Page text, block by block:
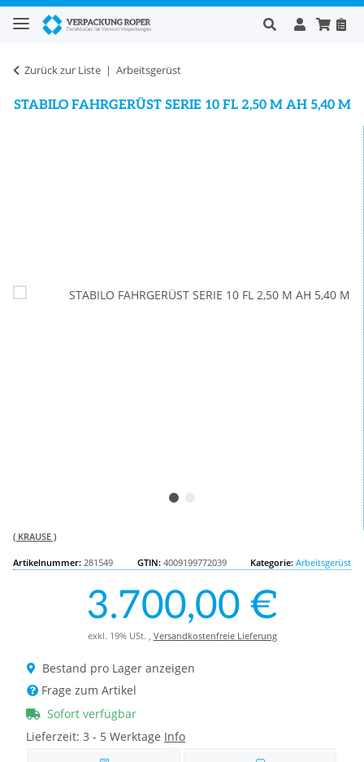
Zurück zur Liste Arbeitsgerüst
STABILO FAHRGERÜST SERIE 10 FL 2,50 M AH 5,40 M
( KRAUSE )
Artikelnummer: 281549 GTIN: 4009199772039 Kategorie: Arbeitsgerüst
3.700,00 €
exkl. 19% USt. , Versandkostenfreie Lieferung
Bestand pro Lager anzeigen
Frage zum Artikel
Sofort verfügbar
Lieferzeit: 3 - 5 Werktage Info